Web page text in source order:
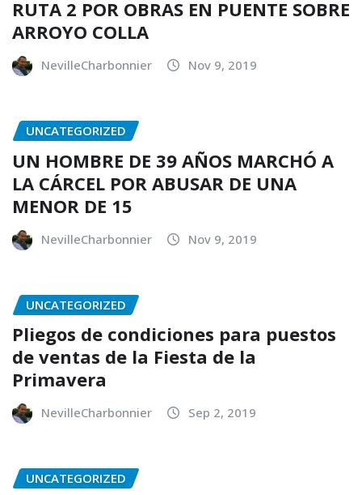
RUTA 2 POR OBRAS EN PUENTE SOBRE
ARROYO COLLA
NevilleCharbonnier Nov 9, 2019
UNCATEGORIZED
UN HOMBRE DE 39 AÑOS MARCHÓ A
LA CÁRCEL POR ABUSAR DE UNA
MENOR DE 15
NevilleCharbonnier Nov 9, 2019
UNCATEGORIZED
Pliegos de condiciones para puestos
de ventas de la Fiesta de la
Primavera
NevilleCharbonnier Sep 2, 2019
UNCATEGORIZED